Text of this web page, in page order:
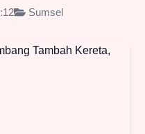
Sumsel